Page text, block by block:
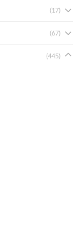
(17)
(67)
(445)